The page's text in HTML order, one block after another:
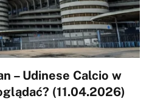
– Udinese Calcio w
(11.04.2026)